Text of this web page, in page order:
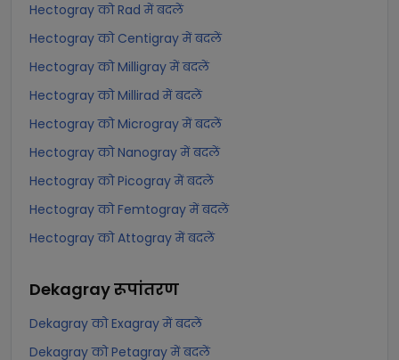
Hectogray को Rad में बदलें
Hectogray को Centigray में बदलें
Hectogray को Milligray में बदलें
Hectogray को Millirad में बदलें
Hectogray को Microgray में बदलें
Hectogray को Nanogray में बदलें
Hectogray को Picogray में बदलें
Hectogray को Femtogray में बदलें
Hectogray को Attogray में बदलें
Dekagrayरूपांतरण
Dekagray को Exagray में बदलें
Dekagray को Petagray में बदलें